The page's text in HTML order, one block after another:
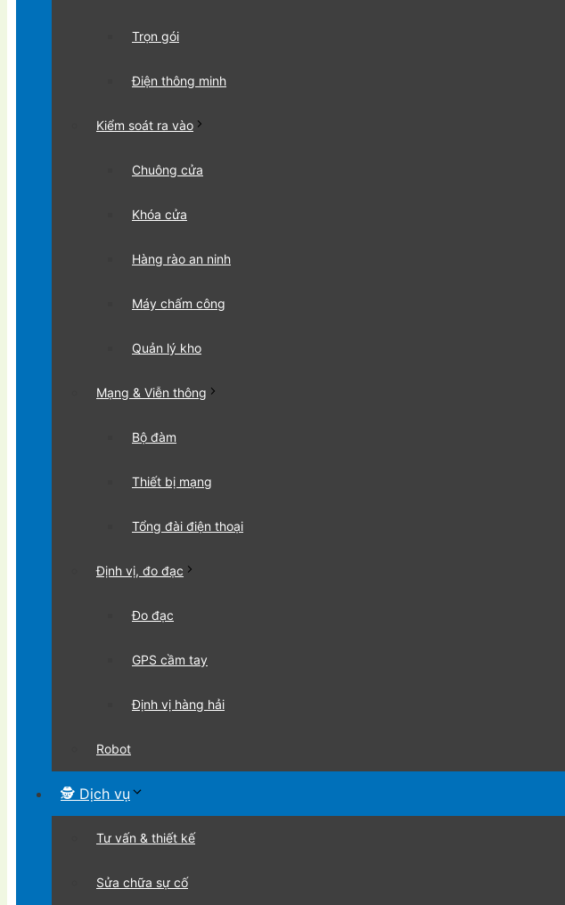
Trọn gói
Điện thông minh
Kiểm soát ra vào
Chuông cửa
Khóa cửa
Hàng rào an ninh
Máy chấm công
Quản lý kho
Mạng & Viễn thông
Bộ đàm
Thiết bị mạng
Tổng đài điện thoại
Định vị, đo đạc
Đo đạc
GPS cầm tay
Định vị hàng hải
Robot
🕵 Dịch vụ
Tư vấn & thiết kế
Sửa chữa sự cố